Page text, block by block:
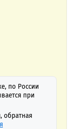
по России
при
обратная